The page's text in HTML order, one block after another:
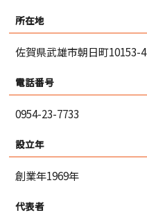
所在地
佐賀県武雄市朝日町10153-4
電話番号
0954-23-7733
設立年
創業年1969年
代表者